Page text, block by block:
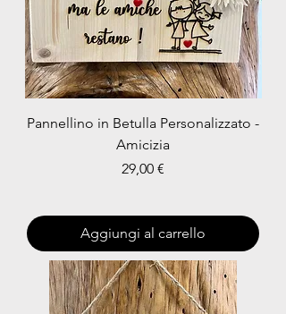
Pannellino in Betulla Personalizzato -
Amicizia
Prezzo
29,00 €
Aggiungi al carrello